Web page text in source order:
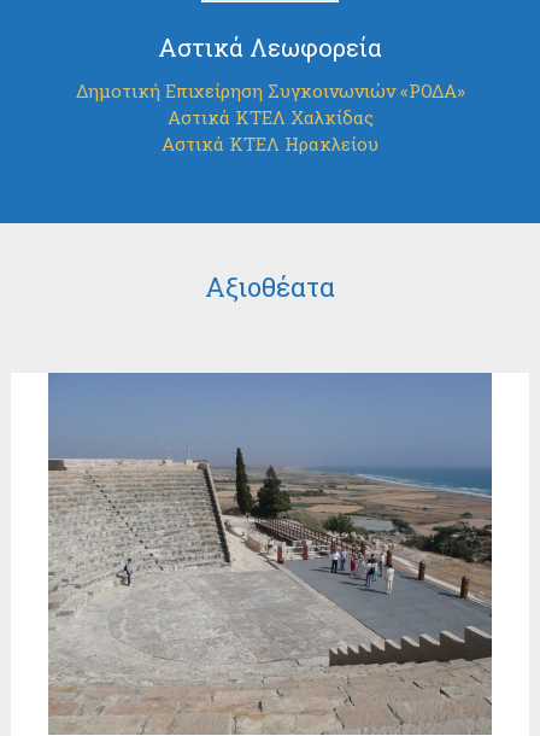
Αστικά Λεωφορεία
Δημοτική Επιχείρηση Συγκοινωνιών «ΡΟΔΑ»
Αστικά ΚΤΕΛ Χαλκίδας
Αστικά ΚΤΕΛ Ηρακλείου
Αξιοθέατα